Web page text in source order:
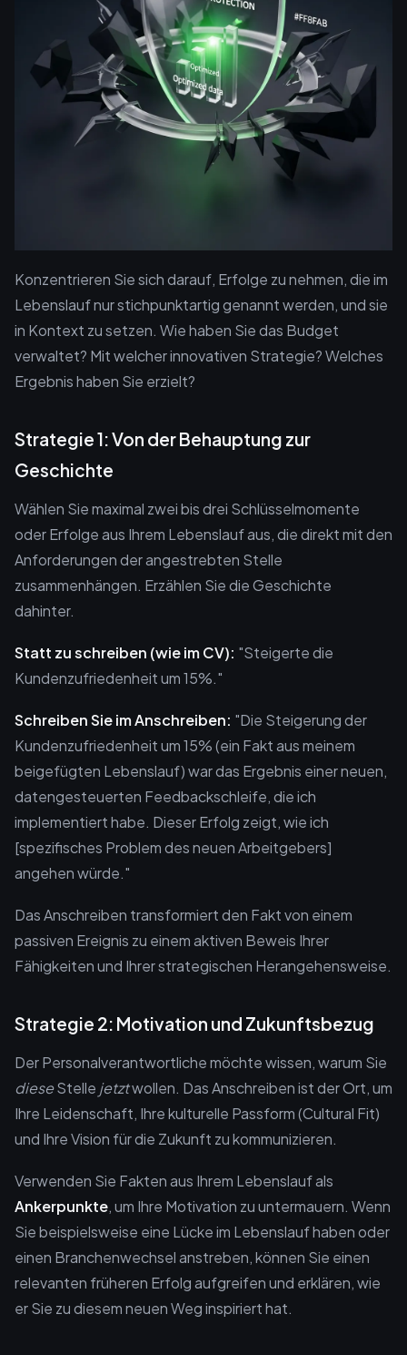
Konzentrieren Sie sich darauf, Erfolge zu nehmen, die im
Lebenslauf nur stichpunktartig genannt werden, und sie
in Kontext zu setzen. Wie haben Sie das Budget
verwaltet? Mit welcher innovativen Strategie? Welches
Ergebnis haben Sie erzielt?
Strategie 1: Von der Behauptung zur
Geschichte
Wählen Sie maximal zwei bis drei Schlüsselmomente
oder Erfolge aus Ihrem Lebenslauf aus, die direkt mit den
Anforderungen der angestrebten Stelle
zusammenhängen. Erzählen Sie die Geschichte
dahinter.
Statt zu schreiben (wie im CV): "Steigerte die
Kundenzufriedenheit um 15%."
Schreiben Sie im Anschreiben: "Die Steigerung der
Kundenzufriedenheit um 15% (ein Fakt aus meinem
beigefügten Lebenslauf) war das Ergebnis einer neuen,
datengesteuerten Feedbackschleife, die ich
implementiert habe. Dieser Erfolg zeigt, wie ich
[spezifisches Problem des neuen Arbeitgebers]
angehen würde."
Das Anschreiben transformiert den Fakt von einem
passiven Ereignis zu einem aktiven Beweis Ihrer
Fähigkeiten und Ihrer strategischen Herangehensweise.
Strategie 2: Motivation und Zukunftsbezug
Der Personalverantwortliche möchte wissen, warum Sie
dieseStelle jetztwollen. Das Anschreiben ist der Ort, um
Ihre Leidenschaft, Ihre kulturelle Passform (Cultural Fit)
und Ihre Vision für die Zukunft zu kommunizieren.
Verwenden Sie Fakten aus Ihrem Lebenslauf als
Ankerpunkte, um Ihre Motivation zu untermauern. Wenn
Sie beispielsweise eine Lücke im Lebenslauf haben oder
einen Branchenwechsel anstreben, können Sie einen
relevanten früheren Erfolg aufgreifen und erklären, wie
er Sie zu diesem neuen Weg inspiriert hat.